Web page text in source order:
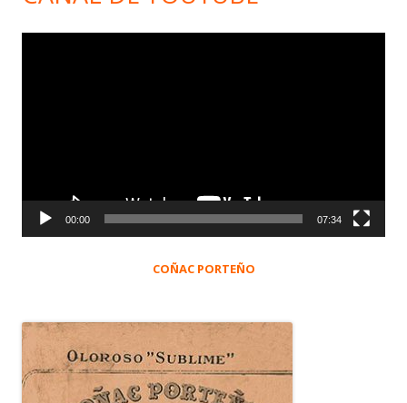
00:00 07:34
COÑAC PORTEÑO